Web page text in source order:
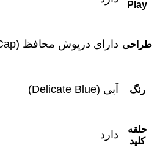
Play
طراحی دارای درپوش محافظ (Cap)
رنگ آبی (Delicate Blue)
حلقه
کلید
دارد